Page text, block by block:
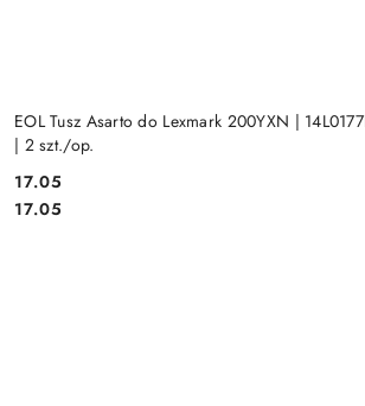
EOL Tusz Asarto do Lexmark 200YXN |
| 2 szt./op.
Cena:
17.05
Cena:
17.05